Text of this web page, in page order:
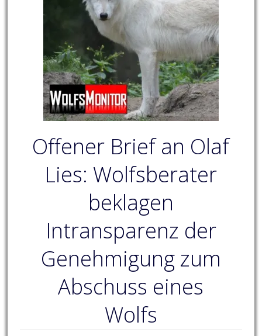
Offener Brief an Olaf
Lies: Wolfsberater
beklagen
Intransparenz der
Genehmigung zum
Abschuss eines
Wolfs